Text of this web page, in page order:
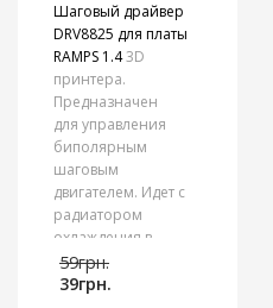
Шаговый драйвер
DRV8825 для платы
RAMPS 1.43D
принтера.
Предназначен
для управления
биполярным
шаговым
двигателем. Идет с
радиатором
охлаждения в
комплекте. Обладает
защитой от
59грн.
39грн.